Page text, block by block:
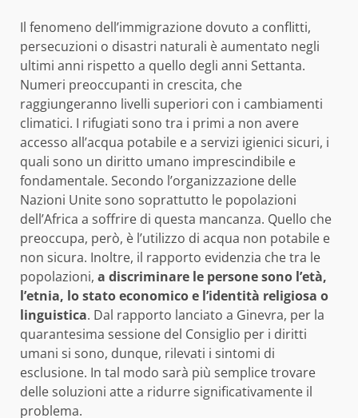
Il fenomeno dell’immigrazione dovuto a conflitti,
persecuzioni o disastri naturali è aumentato negli
ultimi anni rispetto a quello degli anni Settanta.
Numeri preoccupanti in crescita, che
raggiungeranno livelli superiori con i cambiamenti
climatici. I rifugiati sono tra i primi a non avere
accesso all’acqua potabile e a servizi igienici sicuri, i
quali sono un diritto umano imprescindibile e
fondamentale. Secondo l’organizzazione delle
Nazioni Unite sono soprattutto le popolazioni
dell’Africa a soffrire di questa mancanza. Quello che
preoccupa, però, è l’utilizzo di acqua non potabile e
non sicura. Inoltre, il rapporto evidenzia che tra le
popolazioni, a discriminare le persone sono l’età,
l’etnia, lo stato economico e l’identità religiosa o
linguistica. Dal rapporto lanciato a Ginevra, per la
quarantesima sessione del Consiglio per i diritti
umani si sono, dunque, rilevati i sintomi di
esclusione. In tal modo sarà più semplice trovare
delle soluzioni atte a ridurre significativamente il
problema.